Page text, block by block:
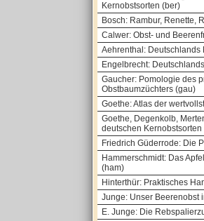
Kernobstsorten (ber)
Bosch: Rambur, Renette,
Calwer: Obst- und
Aehrenthal: Deutschlands
Engelbrecht:
Gaucher: Pomologie des
Obstbaumzüchters (gau)
Goethe: Atlas der
Goethe, Degenkolb,
deutschen Kernobstsorten
Friedrich Güderrode: Die
Hammerschmidt: Das
(ham)
Hinterthür: Praktisches
Junge: Unser Beerenobst
E. Junge: Die